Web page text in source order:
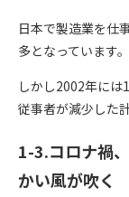
日本で製造業を仕
多となっています。
しかし2002年に
従事者が減少した
1-3.コロナ禍
かい風が吹く